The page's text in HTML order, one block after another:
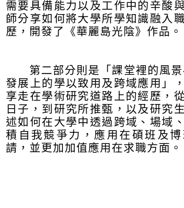
需要具備能力以及工作中的辛酸
師分享如何將大學所學知識融入
歷，開發了《華麗島光陰》作品。
第二部分則是「課堂裡的風景
發展上的學以致用及跨域應用」
享走在學術研究道路上的經歷，
日子，到研究所推甄，以及研究
述如何在大學中透過跨域、場域
積自我競爭力，應用在碩班及
請，並更加加值應用在求職方面。